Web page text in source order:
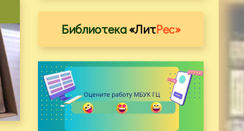
Библиотека«ЛитРес»